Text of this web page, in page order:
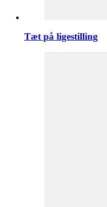
Tæt på ligestilling